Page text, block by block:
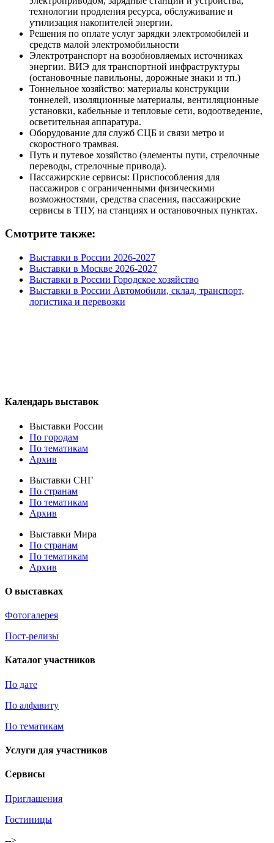
технологии продления ресурса, обслуживание и
утилизация накопителей энергии.
Решения по оплате услуг зарядки электромобилей и
средств малой электромобильности
Электротранспорт на возобновляемых источниках
энергии. ВИЭ для транспортной инфраструктуры
(остановочные павильоны, дорожные знаки и тп.)
Тоннельное хозяйство: материалы конструкции
тоннелей, изоляционные материалы, вентиляционные
установки, кабельные и тепловые сети, водоотведение,
осветительная аппаратура.
Оборудование для служб СЦБ и связи метро и
скоростного трамвая.
Путь и путевое хозяйство (элементы пути, стрелочные
переводы, стрелочные привода).
Пассажирские сервисы: Приспособления для
пассажиров с ограниченными физическими
возможностями, средства спасения, пассажирские
сервисы в ТПУ, на станциях и остановочных пунктах.
Смотрите также:
Выставки в России 2026-2027
Выставки в Москве 2026-2027
Выставки в России Городское хозяйство
Выставки в России Автомобили, склад, транспорт,
логистика и перевозки
Календарь выставок
Выставки России
По городам
По тематикам
Архив
Выставки СНГ
По странам
По тематикам
Архив
Выставки Мира
По странам
По тематикам
Архив
О выставках
Фотогалерея
Пост-релизы
Каталог участников
По дате
По алфавиту
По тематикам
Услуги для участников
Сервисы
Приглашения
Гостиницы
-->